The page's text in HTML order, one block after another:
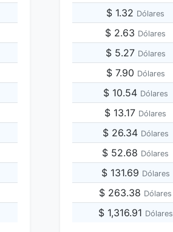
$ 1.32 Dólares
$ 2.63 Dólares
$ 5.27 Dólares
$ 7.90 Dólares
$ 10.54 Dólares
$ 13.17 Dólares
$ 26.34 Dólares
$ 52.68 Dólares
$ 131.69 Dólares
$ 263.38 Dólares
$ 1,316.91 Dólares